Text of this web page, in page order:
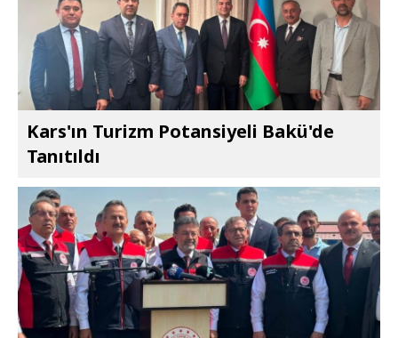
Kars'ın Turizm Potansiyeli Bakü'de
Tanıtıldı